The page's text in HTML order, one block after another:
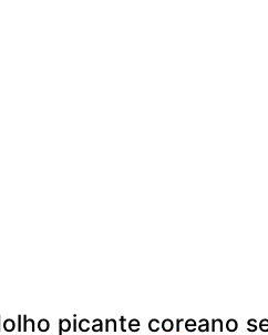
picante coreano